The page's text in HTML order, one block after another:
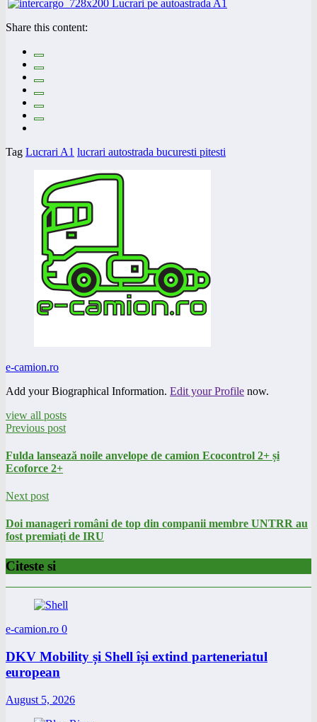
Share this content:
Tag Lucrari A1 lucrari autostrada bucuresti pitesti
e-camion.ro
Add your Biographical Information. Edit your Profile now.
view all posts
Previous post
Fulda lansează noile anvelope de camion Ecocontrol 2+ și
Ecoforce 2+
Next post
Doi manageri români de top din companii membre UNTRR au
fost premiați de IRU
Citeste si
e-camion.ro 0
DKV Mobility și Shell își extind parteneriatul
european
August 5, 2026